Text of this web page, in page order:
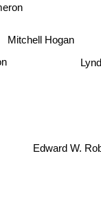
Mitchell Hogan
Edward W.